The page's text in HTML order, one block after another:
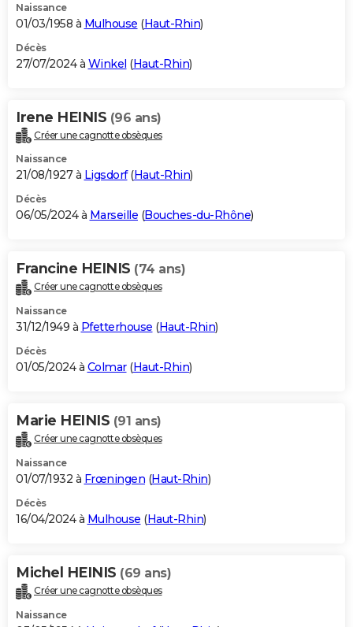
Naissance
01/03/1958 à Mulhouse (Haut-Rhin)
Décès
27/07/2024 à Winkel (Haut-Rhin)
Irene HEINIS (96 ans)
Créer une cagnotte obsèques
Naissance
21/08/1927 à Ligsdorf(Haut-Rhin)
Décès
06/05/2024 à Marseille (Bouches-du-Rhône)
Francine HEINIS (74 ans)
Créer une cagnotte obsèques
Naissance
31/12/1949 à Pfetterhouse (Haut-Rhin)
Décès
01/05/2024 à Colmar(Haut-Rhin)
Marie HEINIS (91 ans)
Créer une cagnotte obsèques
Naissance
01/07/1932 à Frœningen (Haut-Rhin)
Décès
16/04/2024 à Mulhouse (Haut-Rhin)
Michel HEINIS (69 ans)
Créer une cagnotte obsèques
Naissance